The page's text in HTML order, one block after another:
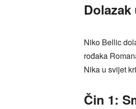
Niko Bellic
rođaka
Nika u svijet
Čin 1: